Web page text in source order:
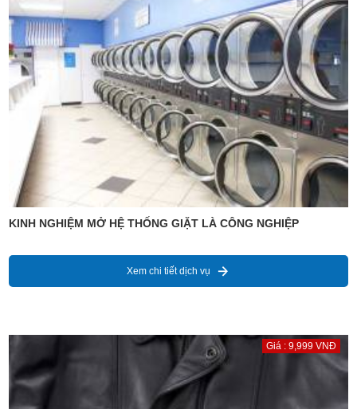
KINH NGHIỆM MỞ HỆ THỐNG GIẶT LÀ CÔNG NGHIỆP
Xem chi tiết dịch vụ
Giá : 9,999 VNĐ